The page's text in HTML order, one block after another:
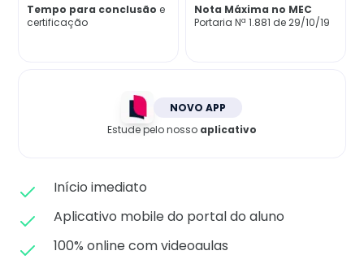
Já sou aluno
Tempo para conclusão e
certificação
Nota Máxima no MEC
Portaria Nª 1.881 de 29/10/19
NOVO APP
Estude pelo nosso aplicativo
Início imediato
Aplicativo mobile do portal do aluno
100% online com videoaulas